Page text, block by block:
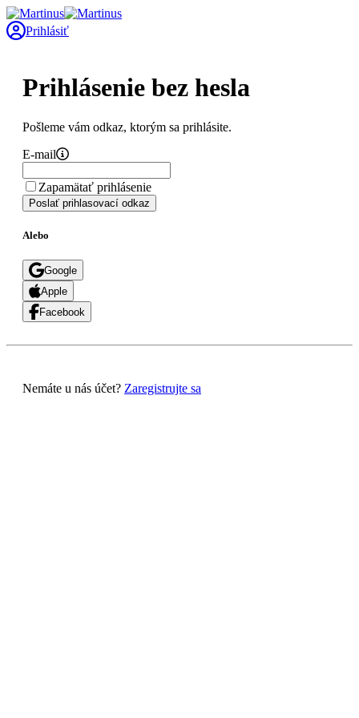
Prihlásiť
Prihlásenie bez hesla
Pošleme vám odkaz, ktorým sa prihlásite.
E-mail
Zapamätať prihlásenie
Poslať prihlasovací odkaz
Alebo
Google
Apple
Facebook
Nemáte u nás účet? Zaregistrujte sa